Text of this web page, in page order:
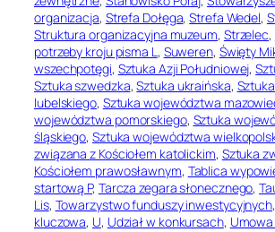
organizacja, Strefa Dołęga, Strefa Wedel,
Struktura organizacyjna muzeum, Strzelec,
potrzeby kroju pisma L, Suweren, Święty
wszechpotęgi, Sztuka Azji Południowej,
Sztuka szwedzka, Sztuka ukraińska,
lubelskiego, Sztuka województwa
województwa pomorskiego, Sztuka
śląskiego, Sztuka województwa
związana z Kościołem katolickim, Sztuka
Kościołem prawosławnym, Tablica
startową P, Tarcza zegara słonecznego,
Lis, Towarzystwo funduszy inwestycyjnych,
kluczowa, U, Udział w konkursach,